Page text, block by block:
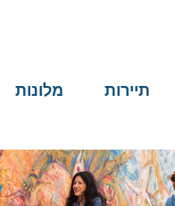
תיירות מלונות